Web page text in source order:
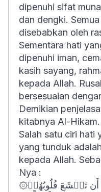
dipenuhi sifat
dan dengki.
disebabkan oleh
Sementara hati
dipenuhi iman,
kasih sayang,
kepada Allah.
bersesuaian
Demikian
kitabnya Al-Hikam.
Salah satu ciri hati
yang tunduk
kepada Allah.
Nya :
۞أَلَمۡ يَأۡنِ لِلَّذِينَ ءَامَنُوٓاْ أَن تَخۡشَعَ قُلُوبُهُمۡ